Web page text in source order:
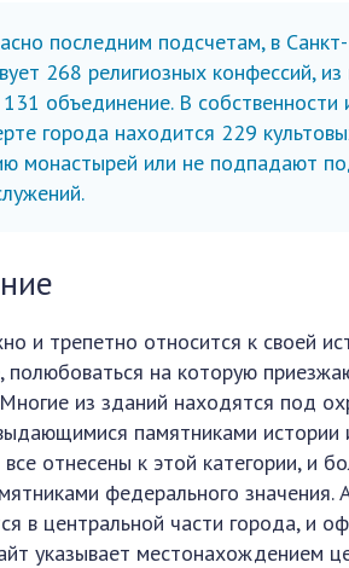
последним подсчетам, в
268 религиозных конфессий, из
объединение. В собственности
города находится 229
монастырей или не подпадают
и трепетно относится к своей
полюбоваться на которую
Многие из зданий находятся под
памятниками истории
отнесены к этой категории, и
федерального значения.
в центральной части города, и
указывает местонахождением